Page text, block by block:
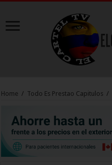
Home / Todo Es Prestao Capitulos /